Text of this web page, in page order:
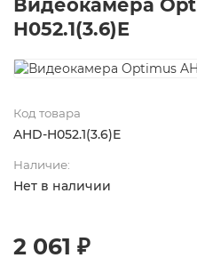
Видеокамера
H052.1(3.6)E
Код товара
AHD-H052.1(3.6)E
Наличие:
Нет в наличии
2 061 ₽